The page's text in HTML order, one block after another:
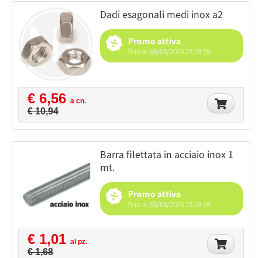
dadi esagonali medi inox a2
Promo attiva
fino al 06/08/2026 23:59:59
€ 6,56 a cn.
€ 10,94
barra filettata in acciaio inox 1
mt.
Promo attiva
fino al 06/08/2026 23:59:59
€ 1,01 al pz.
€ 1,68